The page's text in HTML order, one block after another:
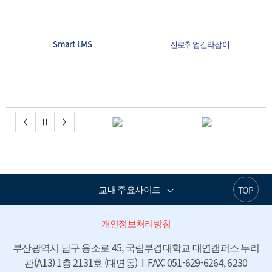
Smart-LMS 진로취업길라잡이
TOP
교내 주요사이트
개인정보처리방침
부산광역시 남구 용소로 45, 국립부경대학교 대연캠퍼스 누리
관(A13) 1층 2131호 (대연동)  I  FAX: 051-629-6264, 6230